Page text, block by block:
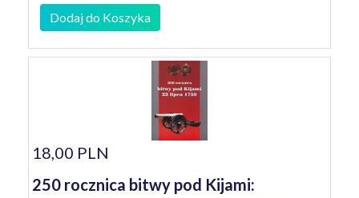
Dodaj do Koszyka
18,00 PLN
250 rocznica bitwy pod Kijami: